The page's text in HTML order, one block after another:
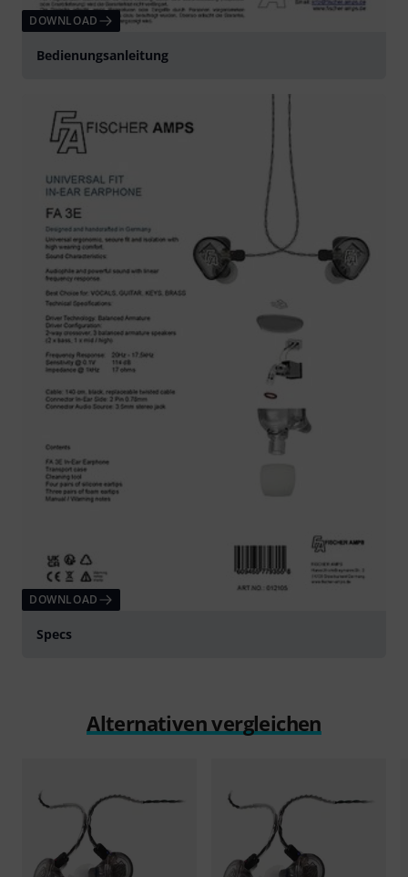
DOWNLOAD
Bedienungsanleitung
DOWNLOAD
Specs
Alternativen vergleichen